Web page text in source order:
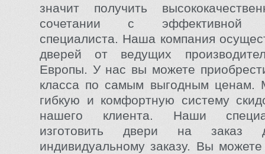
значит получить
сочетании с эффективной
специалиста. Наша компания
дверей от ведущих
Европы. У нас вы можете
класса по самым выгодным ценам.
гибкую и комфортную систему
нашего клиента. Наши
изготовить двери на
индивидуальному заказу. Вы